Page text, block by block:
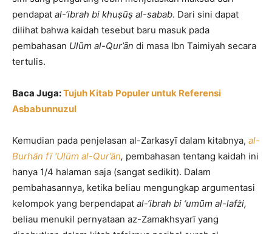
pendapat al-‘ibrah bi khuṣūṣ al-sabab. Dari sini dapat
dilihat bahwa kaidah tesebut baru masuk pada
pembahasan Ulūm al-Qur’ān di masa Ibn Taimiyah secara
tertulis.
Baca Juga:Tujuh Kitab Populer untuk Referensi
Asbabunnuzul
Kemudian pada penjelasan al-Zarkasyī dalam kitabnya, al-
Burhān fī ‘Ulūm al-Qur’ān, pembahasan tentang kaidah ini
hanya 1/4 halaman saja (sangat sedikit). Dalam
pembahasannya, ketika beliau mengungkap argumentasi
kelompok yang berpendapat al-‘ibrah bi ‘umūm al-lafżi,
beliau menukil pernyataan az-Zamakhsyarī yang